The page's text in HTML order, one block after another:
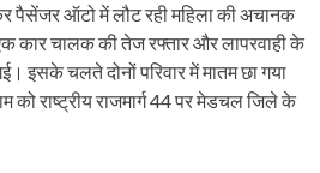
पैसेंजर ऑटो में लौट रही महिला की अचानक
कार चालक की तेज रफ्तार और लापरवाही के
इसके चलते दोनों परिवार में मातम छा गया
को राष्ट्रीय राजमार्ग 44 पर मेडचल जिले के